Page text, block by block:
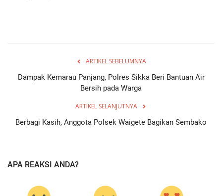
ARTIKEL SEBELUMNYA
Dampak Kemarau Panjang, Polres Sikka Beri Bantuan Air
Bersih pada Warga
ARTIKEL SELANJUTNYA
Berbagi Kasih, Anggota Polsek Waigete Bagikan Sembako
APA REAKSI ANDA?